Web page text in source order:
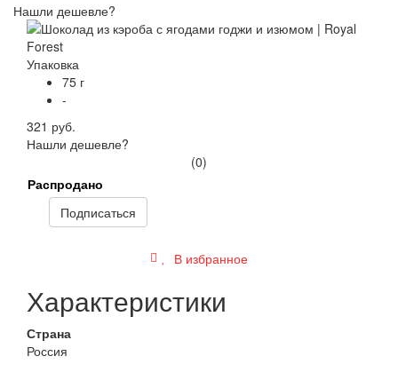
Нашли дешевле?
Упаковка
75 г
-
321 руб.
Нашли дешевле?
(0)
Распродано
Подписаться
В избранное
Характеристики
Страна
Россия